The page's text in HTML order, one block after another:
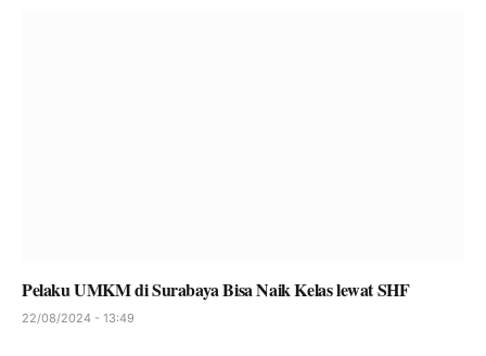
Pelaku UMKM di Surabaya Bisa Naik Kelas lewat SHF
22/08/2024 - 13:49